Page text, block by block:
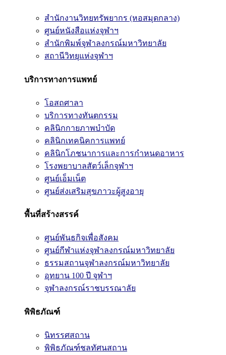
สำนักงานวิทยทรัพยากร (หอสมุดกลาง)
ศูนย์หนังสือแห่งจุฬาฯ
สำนักพิมพ์จุฬาลงกรณ์มหาวิทยาลัย
สถานีวิทยุแห่งจุฬาฯ
บริการทางการแพทย์
โอสถศาลา
บริการทางทันตกรรม
คลินิกกายภาพบำบัด
คลินิกเทคนิคการแพทย์
คลินิกโภชนาการและการกำหนดอาหาร
โรงพยาบาลสัตว์เล็กจุฬาฯ
ศูนย์เอ็มเน็ต
ศูนย์ส่งเสริมสุขภาวะผู้สูงอายุ
พื้นที่สร้างสรรค์
ศูนย์พันธกิจเพื่อสังคม
ศูนย์กีฬาแห่งจุฬาลงกรณ์มหาวิทยาลัย
ธรรมสถานจุฬาลงกรณ์มหาวิทยาลัย
อุทยาน 100 ปี จุฬาฯ
จุฬาลงกรณ์ราชบรรณาลัย
พิพิธภัณฑ์
นิทรรศสถาน
พิพิธภัณฑ์ชลทัศนสถาน